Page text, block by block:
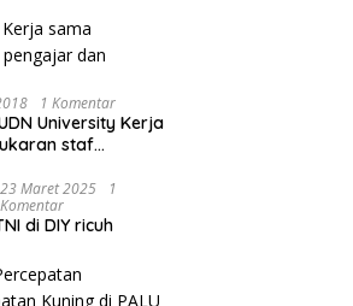
1 Komentar
University Kerja
staf
23 Maret 2025
1
Komentar
di DIY ricuh